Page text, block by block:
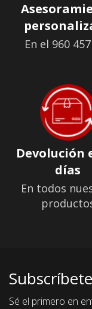
En el 960
Devolución
días
En todos
Sé el primero en